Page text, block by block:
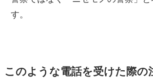
す。
このような電話を受けた際の